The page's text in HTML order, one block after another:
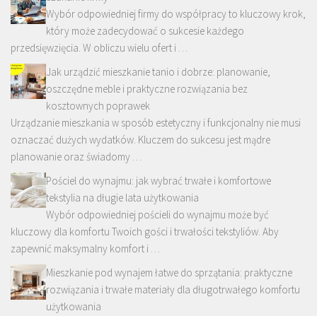
Wybór odpowiedniej firmy do współpracy to kluczowy krok,
który może zadecydować o sukcesie każdego
przedsięwzięcia. W obliczu wielu ofert i …
Jak urządzić mieszkanie tanio i dobrze: planowanie,
oszczędne meble i praktyczne rozwiązania bez
kosztownych poprawek
Urządzanie mieszkania w sposób estetyczny i funkcjonalny nie musi
oznaczać dużych wydatków. Kluczem do sukcesu jest mądre
planowanie oraz świadomy …
Pościel do wynajmu: jak wybrać trwałe i komfortowe
tekstylia na długie lata użytkowania
Wybór odpowiedniej pościeli do wynajmu może być
kluczowy dla komfortu Twoich gości i trwałości tekstyliów. Aby
zapewnić maksymalny komfort i …
Mieszkanie pod wynajem łatwe do sprzątania: praktyczne
rozwiązania i trwałe materiały dla długotrwałego komfortu
użytkowania